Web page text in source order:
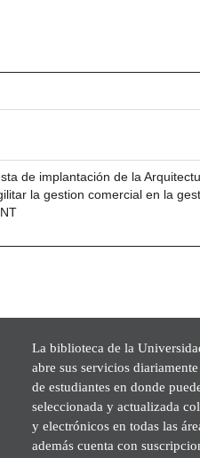
de implantación de la
la gestion comercial en la
La biblioteca de la
abre sus servicios
de estudiantes en donde
seleccionada y actualizada
y electrónicos en todas las
además cuenta con